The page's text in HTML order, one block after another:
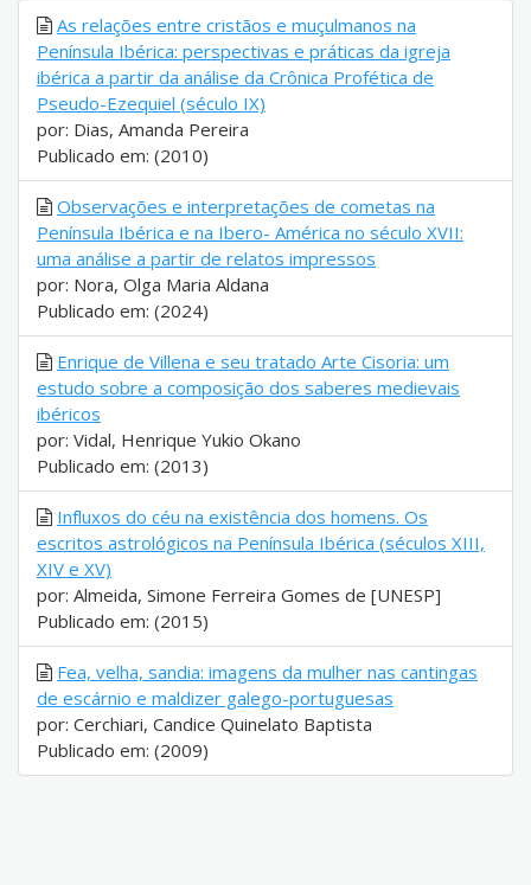
As relações entre cristãos e muçulmanos na
Península Ibérica: perspectivas e práticas da igreja
ibérica a partir da análise da Crônica Profética de
Pseudo-Ezequiel (século IX)
por: Dias, Amanda Pereira
Publicado em: (2010)
Observações e interpretações de cometas na
Península Ibérica e na Ibero- América no século XVII:
uma análise a partir de relatos impressos
por: Nora, Olga Maria Aldana
Publicado em: (2024)
Enrique de Villena e seu tratado Arte Cisoria: um
estudo sobre a composição dos saberes medievais
ibéricos
por: Vidal, Henrique Yukio Okano
Publicado em: (2013)
Influxos do céu na existência dos homens. Os
escritos astrológicos na Península Ibérica (séculos XIII,
XIV e XV)
por: Almeida, Simone Ferreira Gomes de [UNESP]
Publicado em: (2015)
Fea, velha, sandia: imagens da mulher nas cantingas
de escárnio e maldizer galego-portuguesas
por: Cerchiari, Candice Quinelato Baptista
Publicado em: (2009)